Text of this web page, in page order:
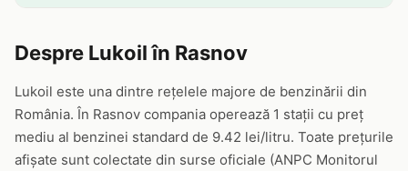
Despre Lukoil în Rasnov
Lukoil este una dintre rețelele majore de benzinării din
România. În Rasnov compania operează 1 stații cu preț
mediu al benzinei standard de 9.42 lei/litru. Toate prețurile
afișate sunt colectate din surse oficiale (ANPC Monitorul